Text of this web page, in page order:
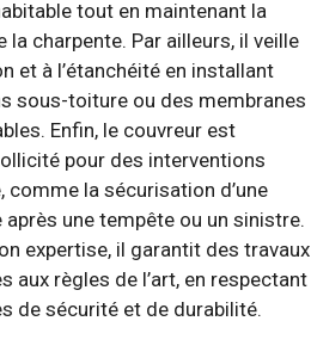
tout en maintenant la
la charpente. Par ailleurs, il veille
et à l’étanchéité en installant
sous-toiture ou des membranes
Enfin, le couvreur est
pour des interventions
comme la sécurisation d’une
après une tempête ou un sinistre.
expertise, il garantit des travaux
aux règles de l’art, en respectant
de sécurité et de durabilité.